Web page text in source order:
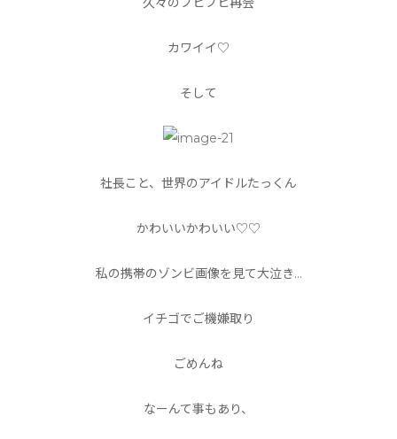
カワイイ♡
そして
社長こと、世界のアイドルたっくん
かわいいかわいい♡♡
私の携帯のゾンビ画像を見て大泣き…
イチゴでご機嫌取り
ごめんね
なーんて事もあり、